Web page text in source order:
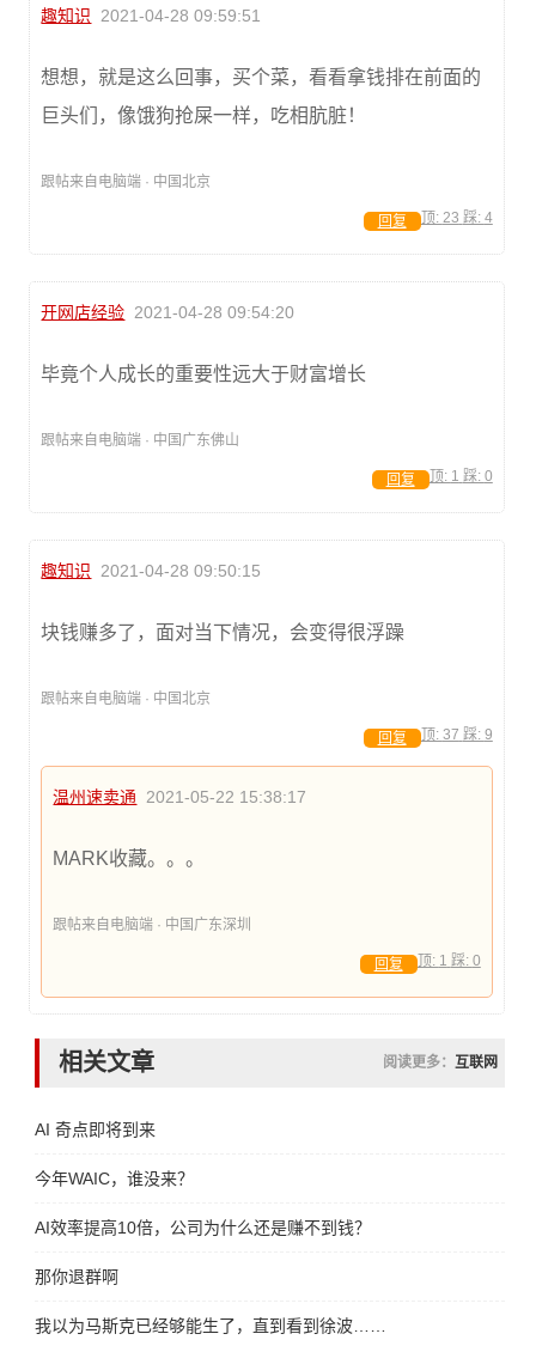
趣知识 2021-04-28 09:59:51
想想，就是这么回事，买个菜，看看拿钱排在前面的
巨头们，像饿狗抢屎一样，吃相肮脏！
跟帖来自电脑端 · 中国北京
顶: 23 踩: 4
回复
开网店经验 2021-04-28 09:54:20
毕竟个人成长的重要性远大于财富增长
跟帖来自电脑端 · 中国广东佛山
顶: 1 踩: 0
回复
趣知识 2021-04-28 09:50:15
块钱赚多了，面对当下情况，会变得很浮躁
跟帖来自电脑端 · 中国北京
顶: 37 踩: 9
回复
温州速卖通 2021-05-22 15:38:17
MARK收藏。。。
跟帖来自电脑端 · 中国广东深圳
顶: 1 踩: 0
回复
相关文章 阅读更多： 互联网
AI 奇点即将到来
今年WAIC，谁没来？
AI效率提高10倍，公司为什么还是赚不到钱？
那你退群啊
我以为马斯克已经够能生了，直到看到徐波……